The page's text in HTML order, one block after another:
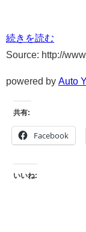
続きを読む
Source: http://
powered by Auto
共有:
Facebook
いいね: